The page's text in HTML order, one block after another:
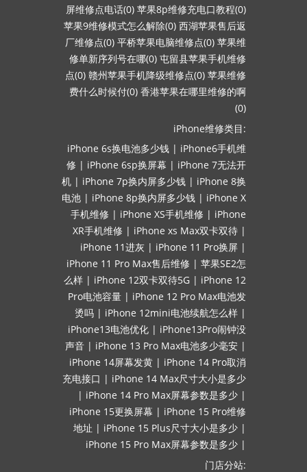
屏维修点电话(0) 苹果8p维修充电口教程(0)
苹果9维修模式怎么解除(0) 西湖苹果售后返
厂维修点(0) 平桥苹果电脑维修点(0) 苹果维
修单新序列号在哪(0) 屯留县苹果手机维修
点(0) 赣州苹果手机降级维修点(0) 苹果维修
费什么时候付(0) 香港苹果在哪里维修的啊
(0)
iPhone维修类目:
iPhone 6s换电池多少钱 | iPhone6手机维
修 | iPhone 6sp换屏幕 | iPhone 7无法开
机 | iPhone 7p换内屏多少钱 | iPhone 8换
电池 | iPhone 8p换内屏多少钱 | iPhone X
手机维修 | iPhone XS手机维修 | iPhone
XR手机维修 | iPhone xs Max双卡双待 |
iPhone 11进灰 | iPhone 11 Pro换屏 |
iPhone 11 Pro Max售后维修 | 苹果SE2怎
么样 | iPhone 12双卡双待5G | iPhone 12
Pro电池容量 | iPhone 12 Pro Max电池发
烫吗 | iPhone 12mini电池续航怎么样 |
iPhone13电池优化 | iPhone13Pro闹钟没
声音 | iPhone 13 Pro Max电池多少毫安 |
iPhone 14屏幕发黄 | iPhone 14 Pro取消
充电接口 | iPhone 14 Max尺寸大小是多少
| iPhone 14 Pro Max屏幕参数是多少 |
iPhone 15更换屏幕 | iPhone 15 Pro维修
地址 | iPhone 15 Plus尺寸大小是多少 |
iPhone 15 Pro Max屏幕参数是多少 |
门店分站: